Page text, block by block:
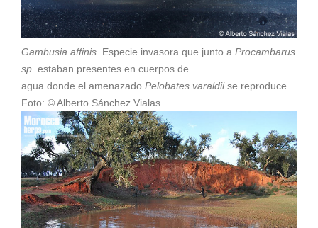
Gambusia affinis. Especie invasora que junto a Procambarus
sp. estaban presentes en cuerpos de
agua donde el amenazado Pelobates varaldiise reproduce.
Foto: © Alberto Sánchez Vialas.